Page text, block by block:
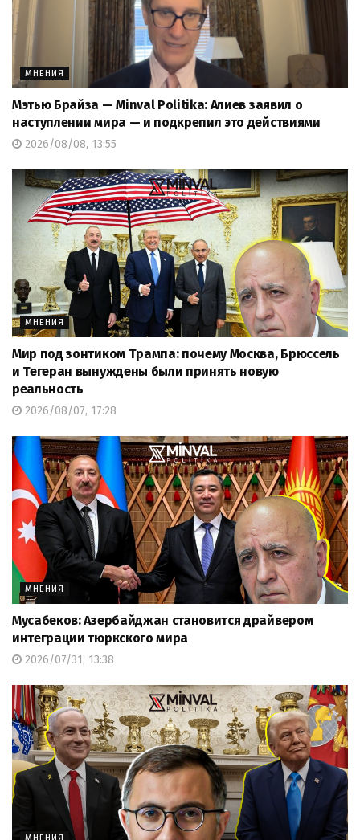
МНЕНИЯ
Мэтью Брайза — Minval Politika: Алиев заявил о
наступлении мира — и подкрепил это действиями
2026/08/08, 13:55
МНЕНИЯ
Мир под зонтиком Трампа: почему Москва, Брюссель
и Тегеран вынуждены были принять новую
реальность
2026/08/07, 17:28
МНЕНИЯ
Мусабеков: Азербайджан становится драйвером
интеграции тюркского мира
2026/07/31, 13:38